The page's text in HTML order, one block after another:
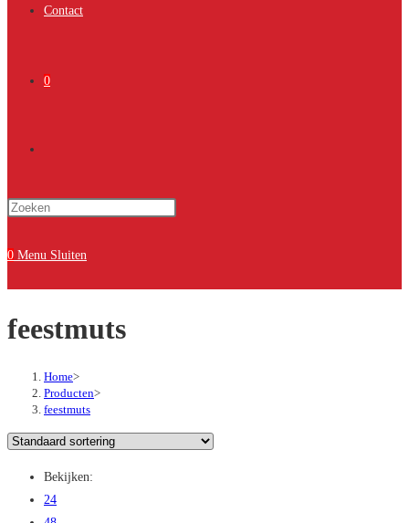
Contact
0
site
0 Menu Sluiten
feestmuts
Home>
Producten>
feestmuts
Bekijken:
24